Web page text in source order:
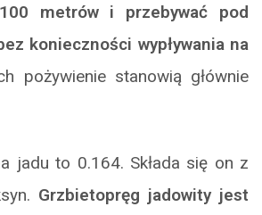
metrów i przebywać pod
konieczności wypływania na
pożywienie stanowią głównie
jadu to 0.164. Składa się on z
Grzbietopręg jadowity jest